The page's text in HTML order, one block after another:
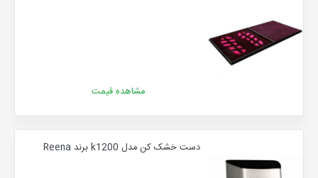
مشاهده قیمت
دست خشک کن مدل k1200 برند Reena